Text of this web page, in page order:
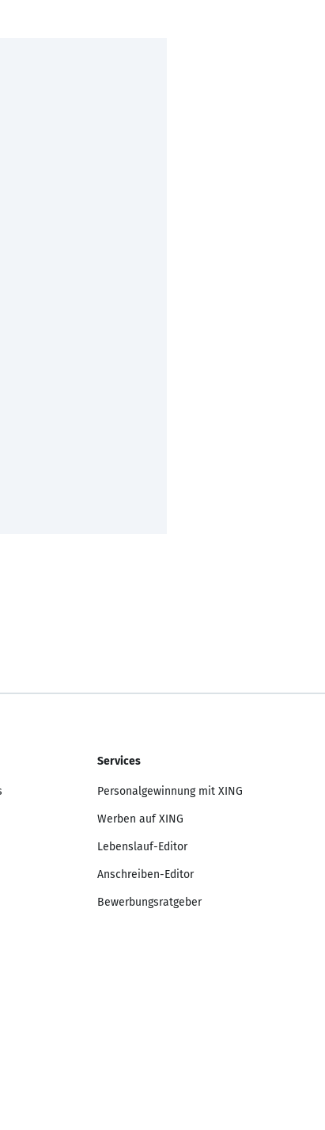
Services
Personalgewinnung mit XING
Werben auf XING
Lebenslauf-Editor
Anschreiben-Editor
Bewerbungsratgeber